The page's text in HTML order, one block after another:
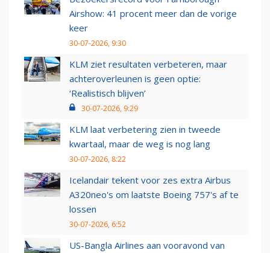
Airshow: 41 procent meer dan de vorige
keer
30-07-2026, 9:30
KLM ziet resultaten verbeteren, maar
achteroverleunen is geen optie:
‘Realistisch blijven’
30-07-2026, 9:29
KLM laat verbetering zien in tweede
kwartaal, maar de weg is nog lang
30-07-2026, 8:22
Icelandair tekent voor zes extra Airbus
A320neo's om laatste Boeing 757's af te
lossen
30-07-2026, 6:52
US-Bangla Airlines aan vooravond van